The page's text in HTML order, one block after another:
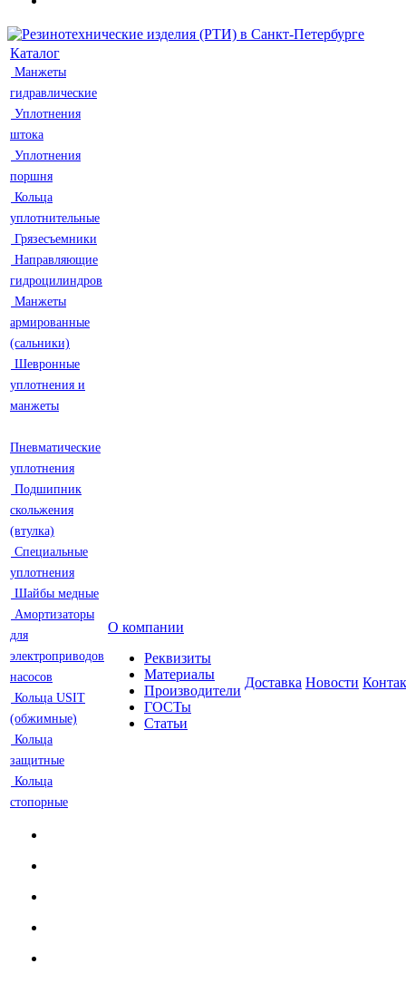
Каталог
Манжеты
гидравлические
Уплотнения
штока
Уплотнения
поршня
Кольца
уплотнительные
Грязесъемники
Направляющие
гидроцилиндров
Манжеты
армированные
(сальники)
Шевронные
уплотнения и
манжеты
Пневматические
уплотнения
Подшипник
скольжения
(втулка)
Специальные
уплотнения
Шайбы медные
Амортизаторы
для
электроприводов
насосов
Кольца USIT
(обжимные)
Кольца
защитные
Кольца
стопорные
О компании
Реквизиты
Материалы
Производители
ГОСТы
Статьи
Доставка Новости